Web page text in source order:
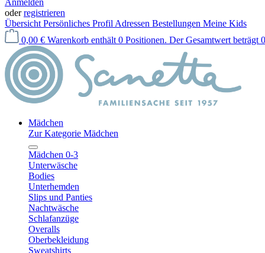
Anmelden
oderregistrieren
Übersicht Persönliches Profil Adressen Bestellungen Meine Kids
0,00 € Warenkorb enthält 0 Positionen. Der Gesamtwert beträgt
Mädchen
Zur Kategorie Mädchen
Mädchen 0-3
Unterwäsche
Bodies
Unterhemden
Slips und Panties
Nachtwäsche
Schlafanzüge
Overalls
Oberbekleidung
Sweatshirts